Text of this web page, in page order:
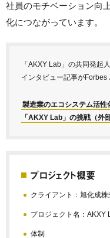
社員のモチベーション向
化につながっています。
「AKXY Lab」の共同発起
インタビュー記事がForbes
製造業のエコシステム活
「AKXY Lab」の挑戦（外
プロジェクト概要
クライアント：旭化成株
プロジェクト名：AKXY
体制